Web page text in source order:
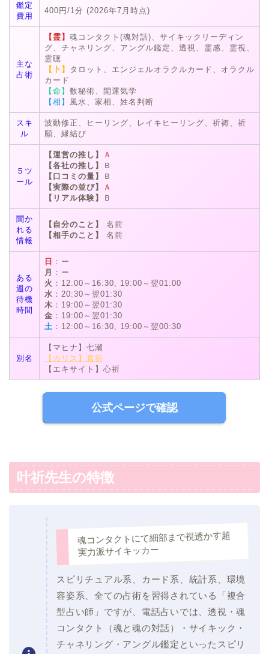
鑑定
費用
400円/1分 (2026年7月時点)
主な
占術
【霊】 魂コンタクト(魂対話)、サイキックリーディン
グ、チャネリング、アングル鑑定、透視、霊感、霊視、
霊聴
【卜】
タロット、エンジェルオラクルカード、オラクル
カード
【命】 数秘術、開運気学
【相】 風水、家相、姓名判断
スキ
ル
波動修正、ヒーリング、レイキヒーリング、祈祷、祈
願、縁結び
５ツ
ール
【運営の推し】
Ａ
【各社の推し】
Ｂ
【口コミの量】
Ｂ
【実際の並び】
Ａ
【リアル体験】
Ｂ
聞か
れる
情報
【自分のこと】
名前
【相手のこと】 名前
ある
週の
待機
時間
日 ：ー
月 ：ー
火 ：12:00～16:30, 19:00～翌01:00
水 ：20:30～翌01:30
木 ：19:00～翌01:30
金 ：19:00～翌01:30
土 ：12:00～16:30, 19:00～翌00:30
別名
【マヒナ】七瀬
【カリス】真祈
【エキサイト】心祈
公式ページで確認
叶祈先生の特徴
魂コンタクトにて細部まで視透かす超
実力派サイキッカー
スピリチュアル系、カード系、統計系、環境
容姿系、全ての占術を習得されている「複合
型占い師」ですが、電話占いでは、透視・魂
コンタクト（魂と魂の対話）・サイキック・
チャネリング・アングル鑑定といったスピリ